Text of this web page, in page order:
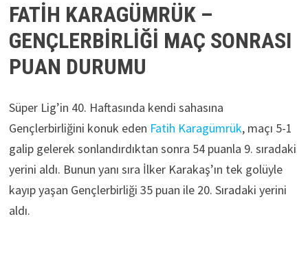
FATİH KARAGÜMRÜK –
GENÇLERBİRLİĞİ MAÇ SONRASI
PUAN DURUMU
Süper Lig’in 40. Haftasında kendi sahasına
Gençlerbirliğini konuk eden Fatih Karagümrük, maçı 5-1
galip gelerek sonlandırdıktan sonra 54 puanla 9. sıradaki
yerini aldı. Bunun yanı sıra İlker Karakaş’ın tek golüyle
kayıp yaşan Gençlerbirliği 35 puan ile 20. Sıradaki yerini
aldı.